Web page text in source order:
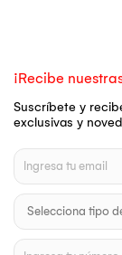
¡Recibe
Suscríbete y
exclusivas y